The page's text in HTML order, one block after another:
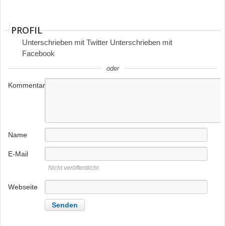
PROFIL
Unterschrieben mit Twitter Unterschrieben mit
Facebook
oder
Kommentar
Name
E-Mail
Nicht veröffentlicht
Webseite